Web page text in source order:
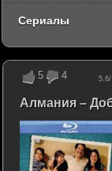
5 4 5.6/
Алмания –
Сериалы